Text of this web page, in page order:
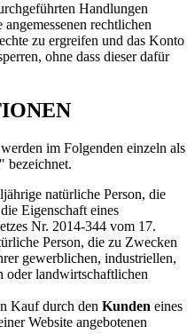
Handlungen
angemessenen rechtlichen
zu ergreifen und das Konto
ohne dass dieser dafür
werden im Folgenden einzeln als
bezeichnet.
natürliche Person, die
Eigenschaft eines
Nr. 2014-344 vom 17.
Person, die zu Zwecken
gewerblichen, industriellen,
oder landwirtschaftlichen
Kauf durch den Kunden eines
Website angebotenen